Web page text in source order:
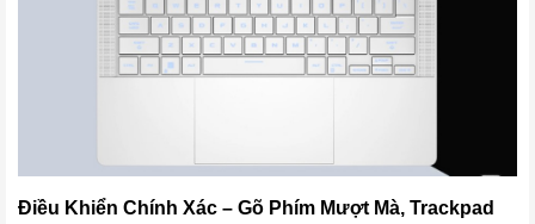
Điều Khiển Chính Xác – Gõ Phím Mượt Mà, Trackpad